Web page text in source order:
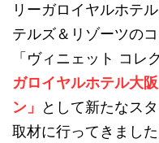
リーガロイヤルホテ
テルズ＆リゾーツの
「ヴィニェット コレ
ガロイヤルホテル大
ン」
として新たなス
取材に行ってきまし